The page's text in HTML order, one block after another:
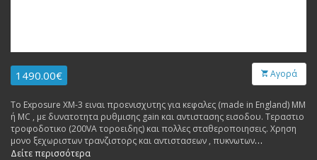
1490.00€ Αγορά
Το Exposure XM-3 ειναι προενισχυτης για κεφαλες (made in England) ΜΜ
ή MC , με δυνατοτητα ρυθμισης gain και αντιστασης εισοδου. Τεραστιο
τροφοδοτικο (200VA τοροειδης) και πολλες σταθεροποιησεις. Χρηση
μονο ξεχωριστων τρανζιστορς και αντιστασεων , πυκνωτων
υπερυψηλης ποιοτητας. Εγγυηση 3 χρονια.
Δείτε περισσότερα